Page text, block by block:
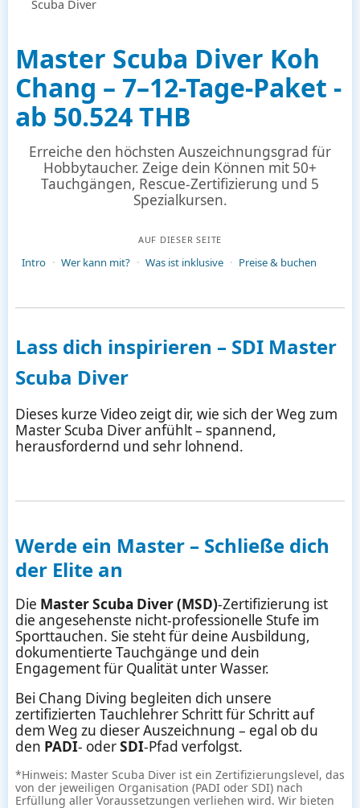
Scuba Diver
Master Scuba Diver Koh
Chang – 7–12-Tage-Paket -
ab 50.524 THB
Erreiche den höchsten Auszeichnungsgrad für
Hobbytaucher. Zeige dein Können mit 50+
Tauchgängen, Rescue-Zertifizierung und 5
Spezialkursen.
AUF DIESER SEITE
Intro Wer kann mit? Was ist inklusive Preise & buchen
Lass dich inspirieren – SDI Master
Scuba Diver
Dieses kurze Video zeigt dir, wie sich der Weg zum
Master Scuba Diver anfühlt – spannend,
herausfordernd und sehr lohnend.
Werde ein Master – Schließe dich
der Elite an
Die Master Scuba Diver (MSD)-Zertifizierung ist
die angesehenste nicht-professionelle Stufe im
Sporttauchen. Sie steht für deine Ausbildung,
dokumentierte Tauchgänge und dein
Engagement für Qualität unter Wasser.
Bei Chang Diving begleiten dich unsere
zertifizierten Tauchlehrer Schritt für Schritt auf
dem Weg zu dieser Auszeichnung – egal ob du
den PADI- oderSDI-Pfad verfolgst.
*Hinweis: Master Scuba Diver ist ein Zertifizierungslevel, das
von der jeweiligen Organisation (PADI oder SDI) nach
Erfüllung aller Voraussetzungen verliehen wird. Wir bieten